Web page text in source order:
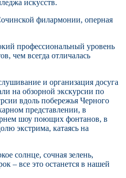
искусств.
филармонии, оперная
профессиональный уровень
чем всегда отличалась
и организация досуга
на обзорной экскурсии по
вдоль побережья Черного
представлении, в
шоу поющих фонтанов, в
экстрима, катаясь на
солнце, сочная зелень,
– все это останется в нашей